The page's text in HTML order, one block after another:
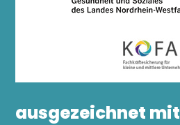
ausgezeichnet mit